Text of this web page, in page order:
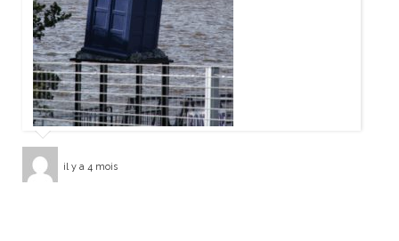
il y a 4 mois